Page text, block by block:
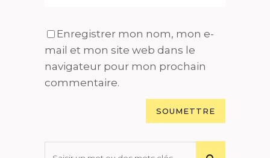
Enregistrer mon nom, mon e-
mail et mon site web dans le
navigateur pour mon prochain
commentaire.